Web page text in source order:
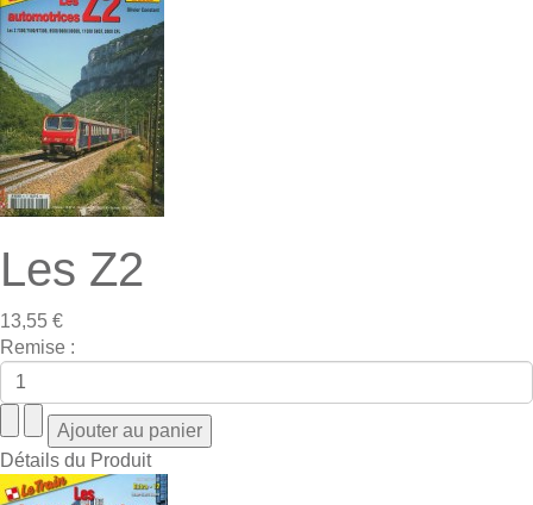
Les Z2
13,55 €
Remise :
Détails du Produit